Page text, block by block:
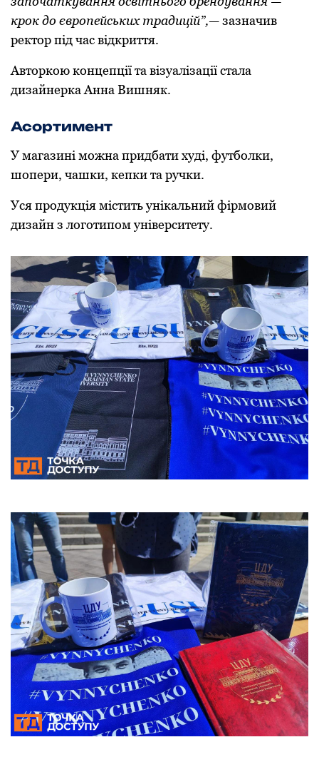
крок до європейських традицій”,— зазначив
ректор під час відкриття.
Авторкою концепції та візуалізації стала
дизайнерка Анна Вишняк.
Асортимент
У магазині можна придбати худі, футболки,
шопери, чашки, кепки та ручки.
Уся продукція містить унікальний фірмовий
дизайн з логотипом університету.